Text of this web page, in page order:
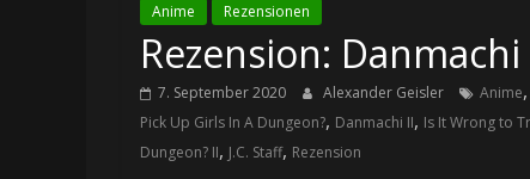
Anime Rezensionen
Rezension:
7. September 2020 Alexander Geisler Anime,
Pick Up Girls In A Dungeon?, Danmachi II, Is It Wrong to
Dungeon? II, J.C. Staff, Rezension